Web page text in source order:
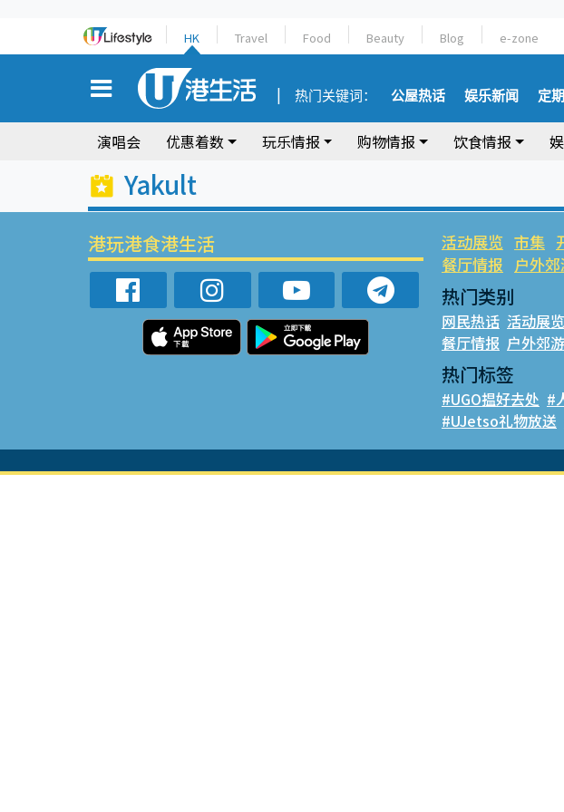
HK Travel Food Beauty Blog e-zone
热门关键词： 公屋热话 娱乐新闻 定
演唱会 优惠着数 玩乐情报 购物情报 饮食情报
Yakult
港玩港食港生活 活动展览 市集
餐厅情报 户外
热门类别
网民热话 活动展览
餐厅情报 户外郊游
热门标签
#UGO揾好去处 #
#UJetso礼物放送